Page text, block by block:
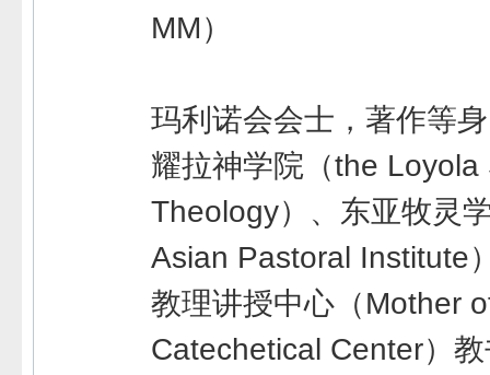
MM）
玛利诺会会士，著作等
耀拉神学院（the Loyola
Theology）、东亚牧灵
Asian Pastoral Institute
教理讲授中心（Mother
Catechetical Center）